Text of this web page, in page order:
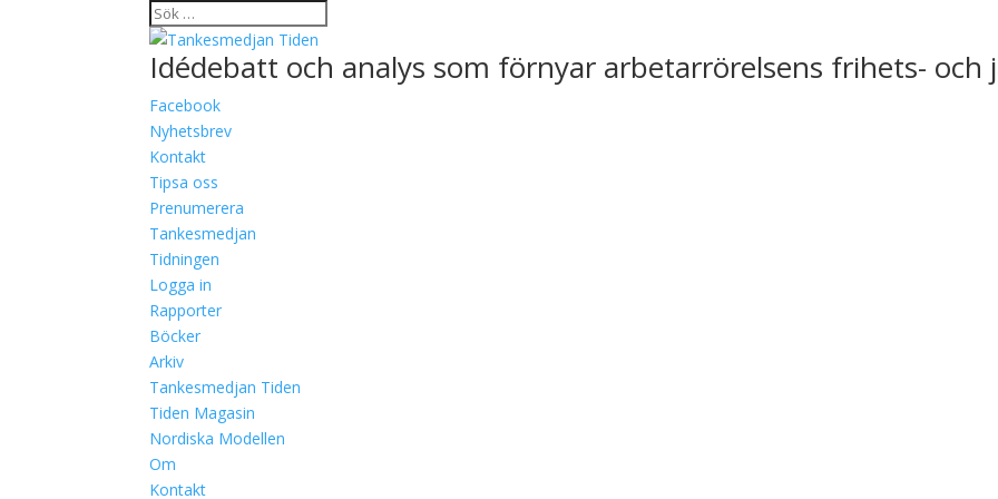
Idédebatt och analys som förnyar arbetarrörelsens frihets- och
Facebook
Nyhetsbrev
Kontakt
Tipsa oss
Prenumerera
Tankesmedjan
Tidningen
Logga in
Rapporter
Böcker
Arkiv
Tankesmedjan Tiden
Tiden Magasin
Nordiska Modellen
Om
Kontakt